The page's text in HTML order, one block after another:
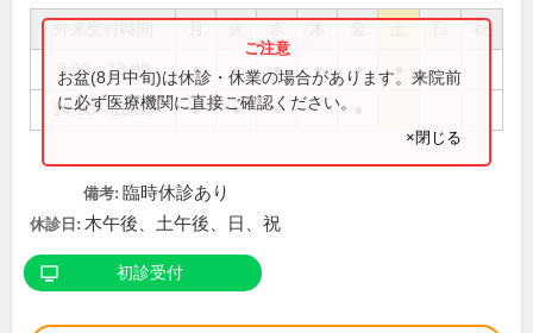
祝
9:00～13:00 ● ● ● ● ●
14:00～18:00 ● ● ●
お盆(8月中旬)は休診・休業の場合があります。来院前
に必ず医療機関に直接ご確認ください。
×閉じる
備考: 臨時休診あり
休診日: 木午後、土午後、日、祝
初診受付